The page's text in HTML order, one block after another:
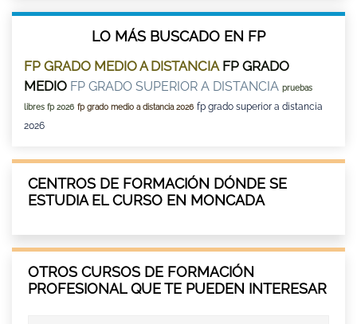
LO MÁS BUSCADO EN FP
FP GRADO MEDIO A DISTANCIA FP GRADO
MEDIO FP GRADO SUPERIOR A DISTANCIA pruebas
libres fp 2026 fp grado medio a distancia 2026 fp grado superior a distancia
2026
CENTROS DE FORMACIÓN DÓNDE SE
ESTUDIA EL CURSO EN MONCADA
OTROS CURSOS DE FORMACIÓN
PROFESIONAL QUE TE PUEDEN INTERESAR